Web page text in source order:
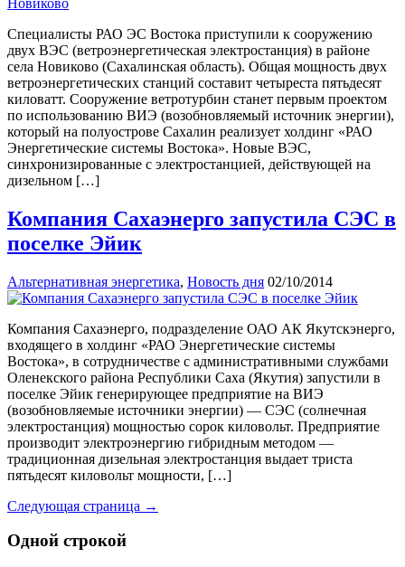
Специалисты РАО ЭС Востока приступили к сооружению
двух ВЭС (ветроэнергетическая электростанция) в районе
села Новиково (Сахалинская область). Общая мощность двух
ветроэнергетических станций составит четыреста пятьдесят
киловатт. Сооружение ветротурбин станет первым проектом
по использованию ВИЭ (возобновляемый источник энергии),
который на полуострове Сахалин реализует холдинг «РАО
Энергетические системы Востока». Новые ВЭС,
синхронизированные с электростанцией, действующей на
дизельном […]
Компания Сахаэнерго запустила СЭС в
поселке Эйик
Альтернативная энергетика, Новость дня 02/10/2014
Компания Сахаэнерго, подразделение ОАО АК Якутскэнерго,
входящего в холдинг «РАО Энергетические системы
Востока», в сотрудничестве с административными службами
Оленекского района Республики Саха (Якутия) запустили в
поселке Эйик генерирующее предприятие на ВИЭ
(возобновляемые источники энергии) — СЭС (солнечная
электростанция) мощностью сорок киловольт. Предприятие
производит электроэнергию гибридным методом —
традиционная дизельная электростанция выдает триста
пятьдесят киловольт мощности, […]
Следующая страница →
Одной строкой